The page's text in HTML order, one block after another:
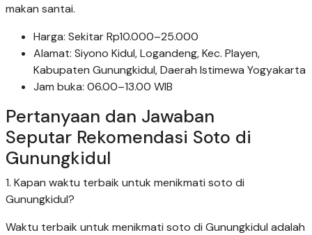
makan santai.
Harga: Sekitar Rp10.000–25.000
Alamat: Siyono Kidul, Logandeng, Kec. Playen,
Kabupaten Gunungkidul, Daerah Istimewa Yogyakarta
Jam buka: 06.00–13.00 WIB
Pertanyaan dan Jawaban
Seputar Rekomendasi Soto di
Gunungkidul
1. Kapan waktu terbaik untuk menikmati soto di
Gunungkidul?
Waktu terbaik untuk menikmati soto di Gunungkidul adalah